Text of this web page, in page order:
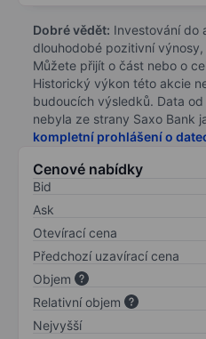
Dobré vědět: Investování do
dlouhodobé pozitivní
Můžete přijít o část nebo o
Historický výkon této akcie
budoucích výsledků. Data
nebyla ze strany Saxo Bank
kompletní prohlášení o
Cenové nabídky
Bid
Ask
Otevírací cena
Předchozí uzavírací cena
Objem
Relativní objem
Nejvyšší